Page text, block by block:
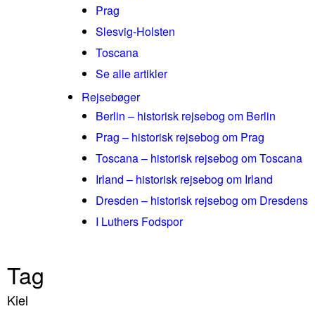
Prag
Slesvig-Holsten
Toscana
Se alle artikler
Rejsebøger
Berlin – historisk rejsebog om Berlin
Prag – historisk rejsebog om Prag
Toscana – historisk rejsebog om Toscana
Irland – historisk rejsebog om Irland
Dresden – historisk rejsebog om Dresdens
I Luthers Fodspor
Tag
Kiel